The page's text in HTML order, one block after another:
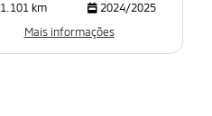
1.101 km
2024/2025
Mais informações